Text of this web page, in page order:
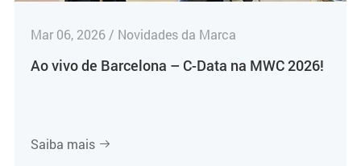
Mar 06, 2026 / Novidades da Marca
Ao vivo de Barcelona – C-Data na MWC 2026!
Saiba mais 